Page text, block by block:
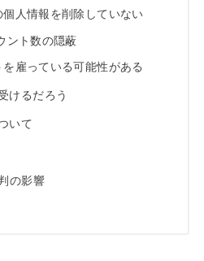
人情報を削除していない
ント数の隠蔽
雇っている可能性がある
けるだろう
いて
の影響